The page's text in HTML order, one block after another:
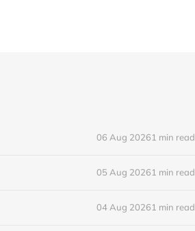
06 Aug 20261 min read
05 Aug 20261 min read
04 Aug 20261 min read